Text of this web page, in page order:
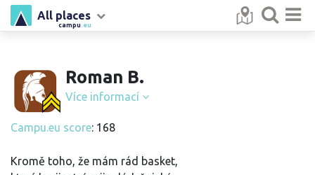
campu .eu
All places
Roman B.
Více informací
Campu.eu score: 168
Kromě toho, že mám rád basket,